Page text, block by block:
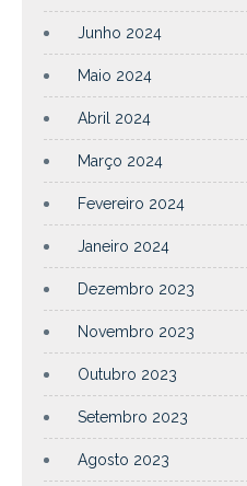
Junho 2024
Maio 2024
Abril 2024
Março 2024
Fevereiro 2024
Janeiro 2024
Dezembro 2023
Novembro 2023
Outubro 2023
Setembro 2023
Agosto 2023